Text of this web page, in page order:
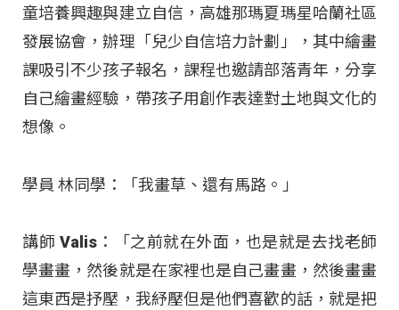
童培養興趣與建立自信，高雄那瑪夏瑪星哈蘭社區
發展協會，辦理「兒少自信培力計劃」，其中繪畫
課吸引不少孩子報名，課程也邀請部落青年，分享
自己繪畫經驗，帶孩子用創作表達對土地與文化的
想像。​
學員 林同學：「我畫草、還有馬路。」​
講師 Valis：「之前就在外面，也是就是去找老師
學畫畫，然後就是在家裡也是自己畫畫，然後畫畫
這東西是抒壓，我紓壓但是他們喜歡的話，就是把